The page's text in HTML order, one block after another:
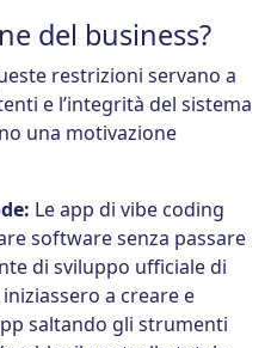
del business?
restrizioni servano a
e l’integrità del sistema
una motivazione
Le app di vibe coding
software senza passare
di sviluppo ufficiale di
a creare e
saltando gli strumenti